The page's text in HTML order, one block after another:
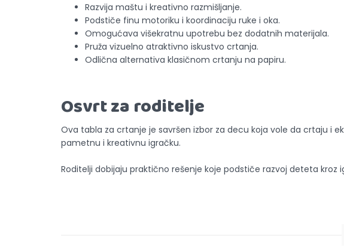
Razvija maštu i kreativno razmišljanje.
Podstiče finu motoriku i koordinaciju ruke i oka.
Omogućava višekratnu upotrebu bez dodatnih materijala.
Pruža vizuelno atraktivno iskustvo crtanja.
Odlična alternativa klasičnom crtanju na papiru.
Osvrt za roditelje
Ova tabla za crtanje je savršen izbor za decu koja vole da crtaju i
pametnu i kreativnu igračku.
Roditelji dobijaju praktično rešenje koje podstiče razvoj deteta kroz